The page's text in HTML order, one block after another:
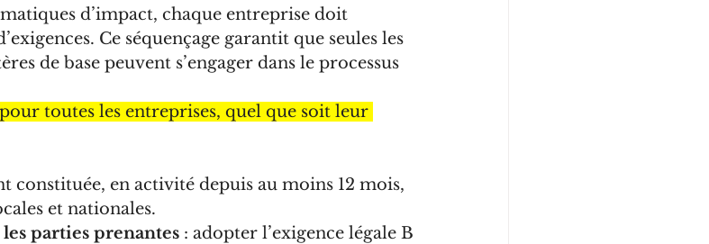
d’impact, chaque entreprise doit
Ce séquençage garantit que seules les
de base peuvent s’engager dans le processus
toutes les entreprises, quel que soit leur
constituée, en activité depuis au moins 12 mois,
et nationales.
parties prenantes : adopter l’exigence légale B